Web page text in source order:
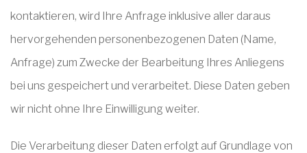
kontaktieren, wird Ihre Anfrage inklusive aller daraus
hervorgehenden personenbezogenen Daten (Name,
Anfrage) zum Zwecke der Bearbeitung Ihres Anliegens
bei uns gespeichert und verarbeitet. Diese Daten geben
wir nicht ohne Ihre Einwilligung weiter.
Die Verarbeitung dieser Daten erfolgt auf Grundlage von